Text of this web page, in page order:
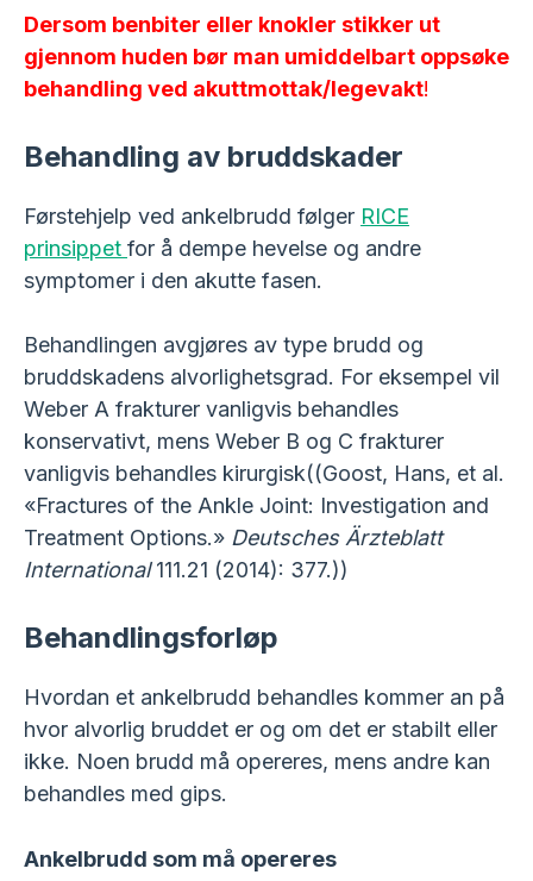
Dersom benbiter eller knokler stikker ut
gjennom huden bør man umiddelbart oppsøke
behandling ved akuttmottak/legevakt!
Behandling av bruddskader
Førstehjelp ved ankelbrudd følger RICE
prinsippet for å dempe hevelse og andre
symptomer i den akutte fasen.
Behandlingen avgjøres av type brudd og
bruddskadens alvorlighetsgrad. For eksempel vil
Weber A frakturer vanligvis behandles
konservativt, mens Weber B og C frakturer
vanligvis behandles kirurgisk((Goost, Hans, et al.
«Fractures of the Ankle Joint: Investigation and
Treatment Options.» Deutsches Ärzteblatt
International111.21 (2014): 377.))
Behandlingsforløp
Hvordan et ankelbrudd behandles kommer an på
hvor alvorlig bruddet er og om det er stabilt eller
ikke. Noen brudd må opereres, mens andre kan
behandles med gips.
Ankelbrudd som må opereres